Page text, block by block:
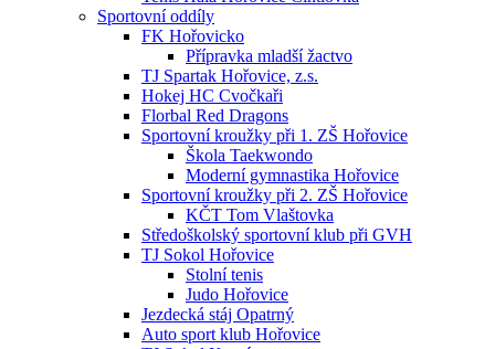
Sportovní oddíly
FK Hořovicko
Přípravka mladší žactvo
TJ Spartak Hořovice, z.s.
Hokej HC Cvočkaři
Florbal Red Dragons
Sportovní kroužky při 1. ZŠ Hořovice
Škola Taekwondo
Moderní gymnastika Hořovice
Sportovní kroužky při 2. ZŠ Hořovice
KČT Tom Vlaštovka
Středoškolský sportovní klub při GVH
TJ Sokol Hořovice
Stolní tenis
Judo Hořovice
Jezdecká stáj Opatrný
Auto sport klub Hořovice